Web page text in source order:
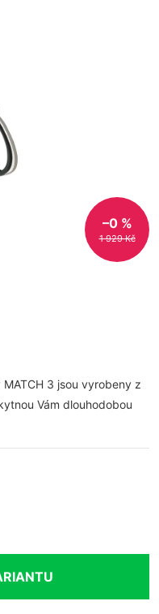
1 929 Kč
–0 %
3 jsou vyrobeny z
Vám dlouhodobou